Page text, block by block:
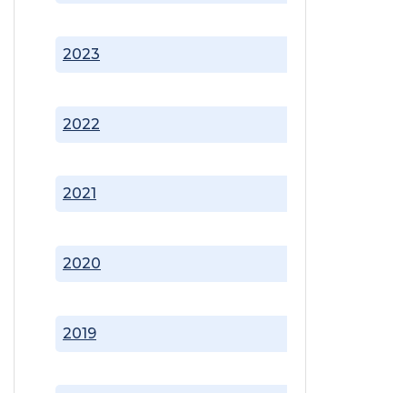
2019
2020
2021
2022
2023